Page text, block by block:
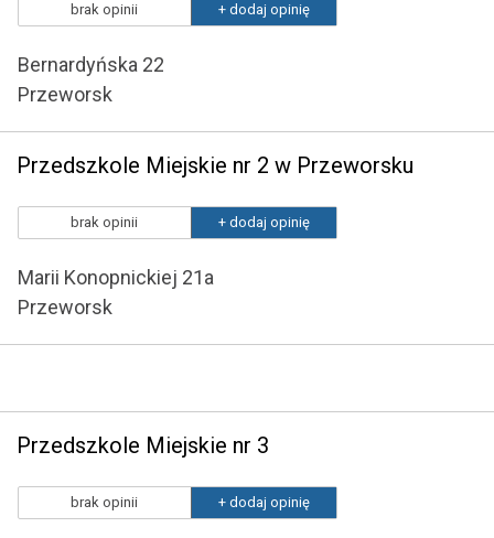
brak opinii + dodaj opinię
Bernardyńska 22
Przeworsk
Przedszkole Miejskie nr 2 w Przeworsku
brak opinii + dodaj opinię
Marii Konopnickiej 21a
Przeworsk
Przedszkole Miejskie nr 3
brak opinii + dodaj opinię